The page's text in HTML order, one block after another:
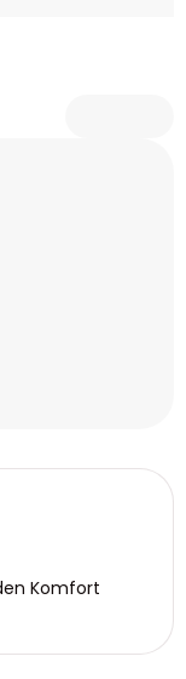
Komfort